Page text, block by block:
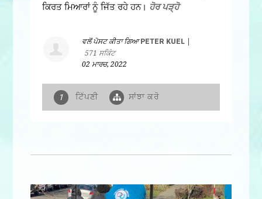
ਕਿਰਤ ਮਿਆਰਾਂ ਨੂੰ ਜਿੱਤ ਰਹੇ ਹਨ। ਹੋਰ ਪੜ੍ਹੋ
ਵਲੋਂ ਪੋਸਟ ਕੀਤਾ ਗਿਆ PETER KUEL
571 ਸਕਿੰਟ
02 ਮਾਰਚ, 2022
1 ਟਿੱਪਣੀ ਸਾਂਝਾ ਕਰੋ